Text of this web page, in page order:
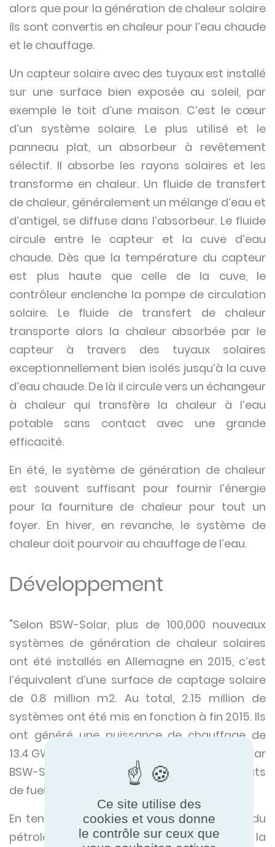
alors que pour la génération de chaleur solaire
ils sont convertis en chaleur pour l’eau chaude
et le chauffage.
Un capteur solaire avec des tuyaux est installé
sur une surface bien exposée au soleil, par
exemple le toit d’une maison. C’est le cœur
d’un système solaire. Le plus utilisé et le
panneau plat, un absorbeur à revêtement
sélectif. Il absorbe les rayons solaires et les
transforme en chaleur. Un fluide de transfert
de chaleur, généralement un mélange d’eau et
d’antigel, se diffuse dans l’absorbeur. Le fluide
circule entre le capteur et la cuve d’eau
chaude. Dès que la température du capteur
est plus haute que celle de la cuve, le
contrôleur enclenche la pompe de circulation
solaire. Le fluide de transfert de chaleur
transporte alors la chaleur absorbée par le
capteur à travers des tuyaux solaires
exceptionnellement bien isolés jusqu’à la cuve
d’eau chaude. De là il circule vers un échangeur
à chaleur qui transfère la chaleur à l’eau
potable sans contact avec une grande
efficacité.
En été, le système de génération de chaleur
est souvent suffisant pour fournir l’énergie
pour la fourniture de chaleur pour tout un
foyer. En hiver, en revanche, le système de
chaleur doit pourvoir au chauffage de l’eau.
Développement
"Selon BSW-Solar, plus de 100,000 nouveaux
systèmes de génération de chaleur solaires
ont été installés en Allemagne en 2015, c’est
l’équivalent d’une surface de captage solaire
de 0.8 million m2. Au total, 2.15 million de
systèmes ont été mis en fonction à fin 2015. Ils
ont généré une puissance de chauffage de
13.4 GW en 2015. Selon les calculs effectués par
BSW-Solar, cela a permis l’économie de couts
de fuel de €190 million."
En tenant compte de la hausse des cours du
pétrole, des législations plus strictes sur la
Ce site utilise des
cookies et vous donne
le contrôle sur ceux que